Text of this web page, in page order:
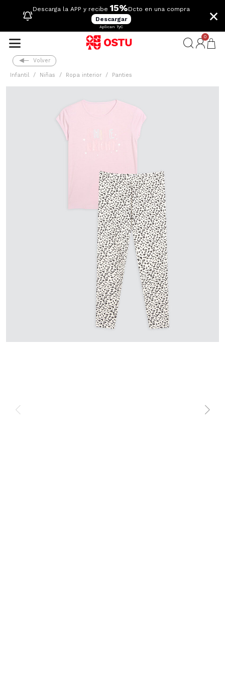
Descarga la APP y recibe 15%Dcto en una compra
Descargar
Aplican TyC
×
0
Volver
Infantil Niñas Ropa interior Panties